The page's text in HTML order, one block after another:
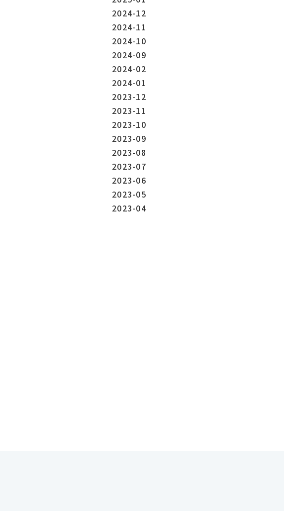
2024-12
2024-11
2024-10
2024-09
2024-02
2024-01
2023-12
2023-11
2023-10
2023-09
2023-08
2023-07
2023-06
2023-05
2023-04